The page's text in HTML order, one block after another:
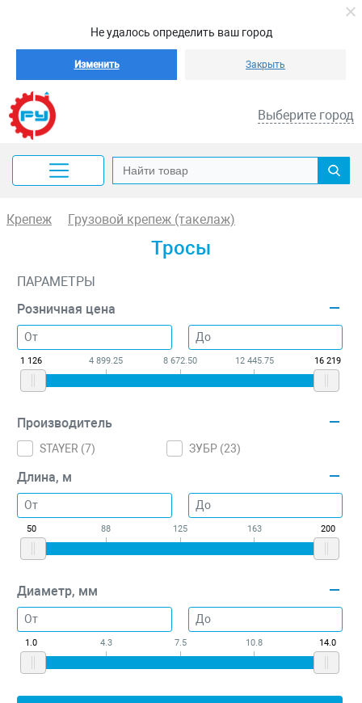
Не удалось определить ваш город
Изменить Закрыть
Выберите город
Крепеж Грузовой крепеж (такелаж)
Тросы
ПАРАМЕТРЫ
Розничная цена
1 126 4 899.25 8 672.50 12 445.75 16 219
Производитель
STAYER (7) ЗУБР (23)
Длина, м
50 88 125 163 200
Диаметр, мм
1.0 4.3 7.5 10.8 14.0